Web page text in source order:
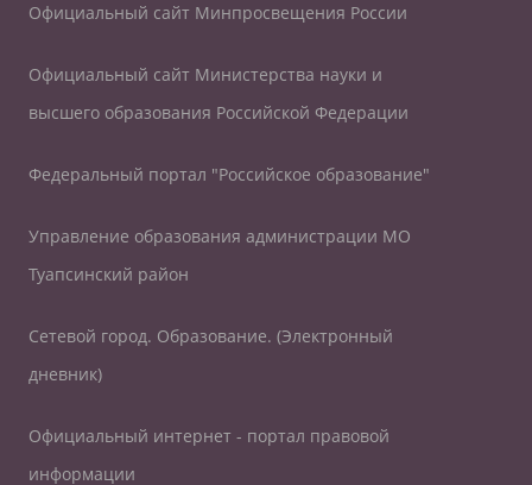
Официальный сайт Минпросвещения России
Официальный сайт Министерства науки и
высшего образования Российской Федерации
Федеральный портал "Российское образование"
Управление образования администрации МО
Туапсинский район
Сетевой город. Образование. (Электронный
дневник)
Официальный интернет - портал правовой
информации